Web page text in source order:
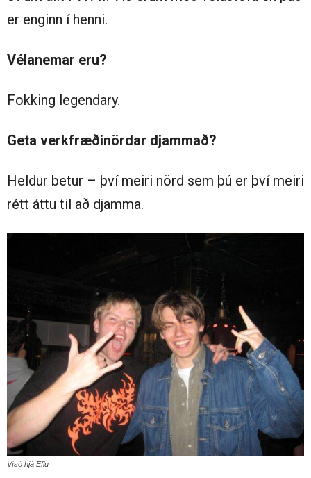
er enginn í henni.
Vélanemar eru?
Fokking legendary.
Geta verkfræðinördar djammað?
Heldur betur – því meiri nörd sem þú er því meiri
rétt áttu til að djamma.
Vísó hjá Eflu